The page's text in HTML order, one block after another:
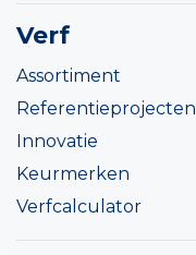
Verf
Assortiment
Referentieprojecten
Innovatie
Keurmerken
Verfcalculator